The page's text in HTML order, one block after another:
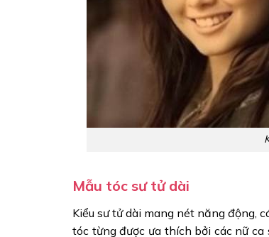
Mẫu tóc sư tử dài
Kiểu sư tử dài mang nét năng động,
tóc từng được ưa thích bởi các nữ